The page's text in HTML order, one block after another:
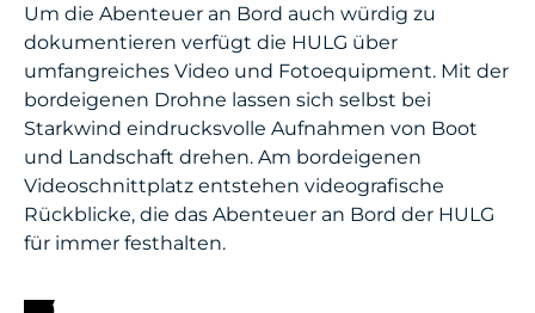
Um die Abenteuer an Bord auch würdig zu
dokumentieren verfügt die HULG über
umfangreiches Video und Fotoequipment. Mit der
bordeigenen Drohne lassen sich selbst bei
Starkwind eindrucksvolle Aufnahmen von Boot
und Landschaft drehen. Am bordeigenen
Videoschnittplatz entstehen videografische
Rückblicke, die das Abenteuer an Bord der HULG
für immer festhalten.